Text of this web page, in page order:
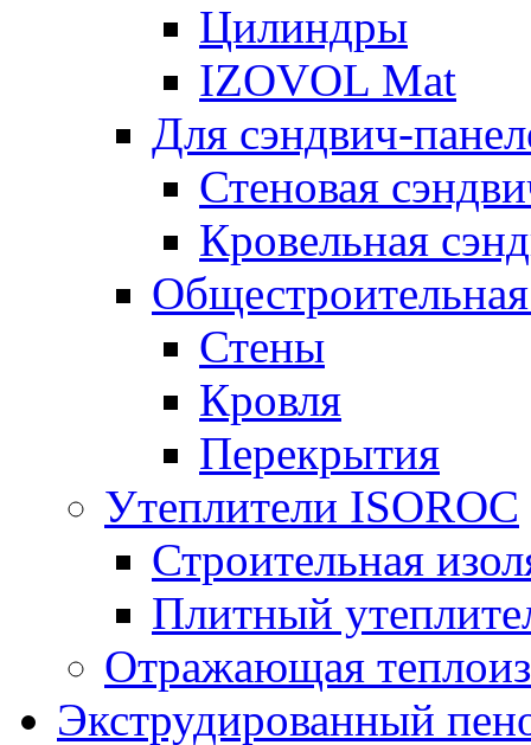
Цилиндры
IZOVOL Mat
Для сэндвич-
Стеновая
Кровельная
Стены
Кровля
Перекрытия
Утеплители ISOROC
Строительная
Плитный
Отражающая
Экструдированный